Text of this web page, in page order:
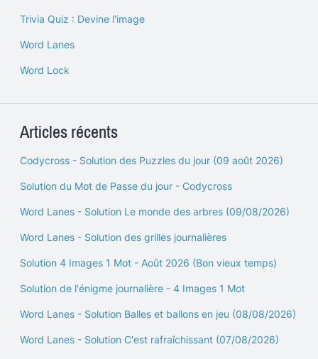
Trivia Quiz : Devine l'image
Word Lanes
Word Lock
Articles récents
Codycross - Solution des Puzzles du jour (09 août 2026)
Solution du Mot de Passe du jour - Codycross
Word Lanes - Solution Le monde des arbres (09/08/2026)
Word Lanes - Solution des grilles journalières
Solution 4 Images 1 Mot - Août 2026 (Bon vieux temps)
Solution de l'énigme journalière - 4 Images 1 Mot
Word Lanes - Solution Balles et ballons en jeu (08/08/2026)
Word Lanes - Solution C'est rafraîchissant (07/08/2026)